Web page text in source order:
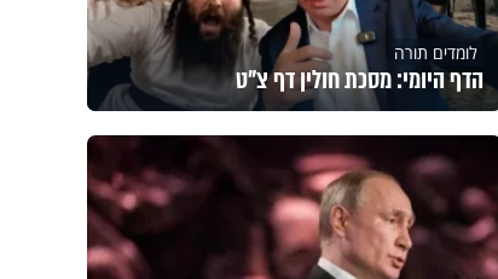
לומדים תורה
הדף היומי: מסכת חולין דף צ"ט